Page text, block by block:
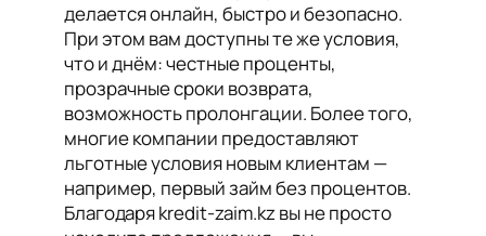
делается онлайн, быстро и безопасно.
При этом вам доступны те же условия,
что и днём: честные проценты,
прозрачные сроки возврата,
возможность пролонгации. Более того,
многие компании предоставляют
льготные условия новым клиентам —
например, первый займ без процентов.
Благодаря kredit-zaim.kz вы не просто